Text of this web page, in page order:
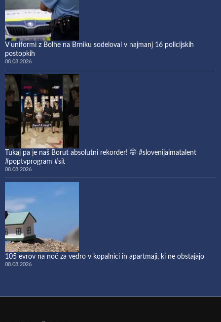
V uniformi z Bolhe na Brniku sodeloval v najmanj 16 policijskih
postopkih
08.08.2026
Tukaj pa je naš Borut absolutni rekorder! 🤭 #slovenijaimatalent
#poptvprogram #sit
08.08.2026
105 evrov na noč za vedro v kopalnici in apartmaji, ki ne obstajajo
08.08.2026